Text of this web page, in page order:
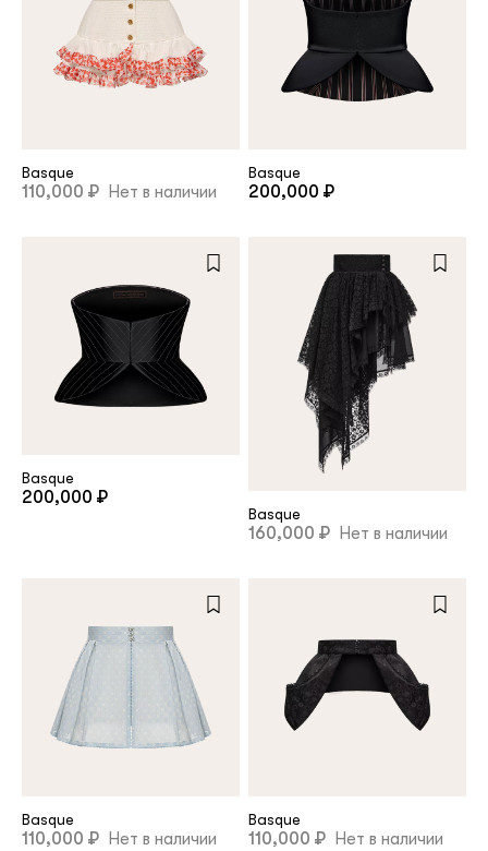
Remember me
Reset password
Basque
110,000 ₽ Нет в наличии
Basque
200,000 ₽
Basque
200,000 ₽
Basque
160,000 ₽ Нет в наличии
Basque
110,000 ₽ Нет в наличии
Basque
110,000 ₽ Нет в наличии